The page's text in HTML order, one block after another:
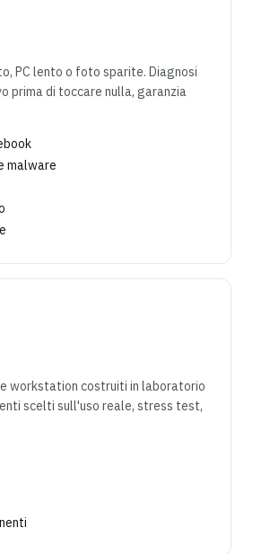
PC lento o foto sparite. Diagnosi
prima di toccare nulla, garanzia
malware
workstation costruiti in laboratorio
scelti sull'uso reale, stress test,